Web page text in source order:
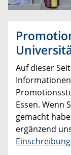
Auf dieser
Essen. Wenn
gemacht
ergänzend